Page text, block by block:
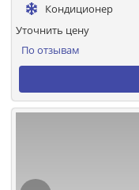
Кондиционер
По отзывам
Уточнить цену